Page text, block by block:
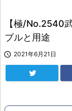
【極/No.2540
ブルと用途
 2021年6月21日